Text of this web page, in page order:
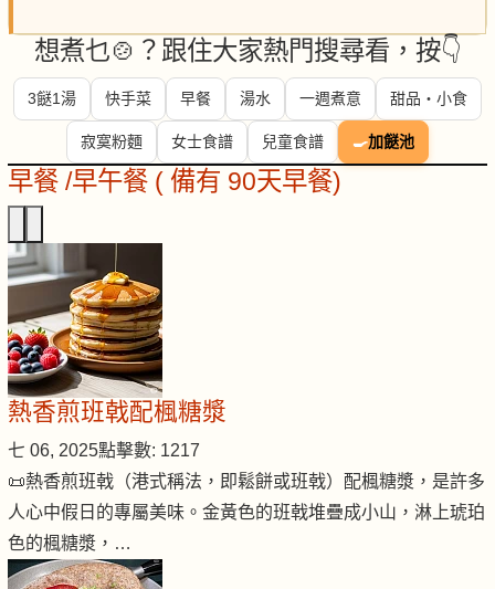
想煮乜🍲？跟住大家熱門搜尋看，按👇
3餸1湯 快手菜 早餐 湯水 一週煮意 甜品・小食
寂寞粉麵 女士食譜 兒童食譜 🍳加餸池
早餐 /早午餐 ( 備有 90天早餐)
熱香煎班戟配楓糖漿
七 06, 2025點擊數: 1217
📜熱香煎班戟（港式稱法，即鬆餅或班戟）配楓糖漿，是許多
人心中假日的專屬美味。金黃色的班戟堆疊成小山，淋上琥珀
色的楓糖漿，…